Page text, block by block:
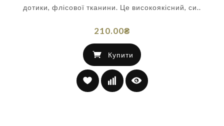
дотики, флісової тканини. Це високоякісний, си..
210.00₴
Купити